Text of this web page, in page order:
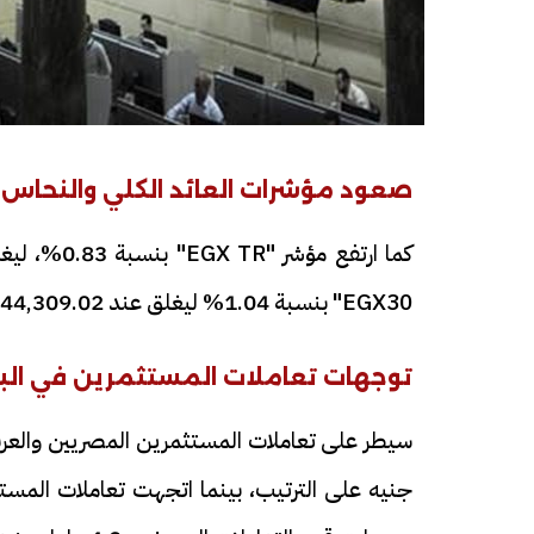
صعود مؤشرات العائد الكلي والنحاس
EGX30" بنسبة 1.04% ليغلق عند 44,309.02 نقطة.
توجهات تعاملات المستثمرين في
افتتاح أكبر صرح ديني في القوصية..
مليون جنيه
فيديو
ابني بطل
تصدره